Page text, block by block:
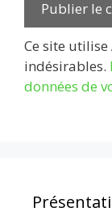
Ce site
indésirables.
données de